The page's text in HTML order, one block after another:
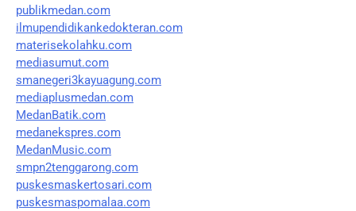
publikmedan.com
ilmupendidikankedokteran.com
materisekolahku.com
mediasumut.com
smanegeri3kayuagung.com
mediaplusmedan.com
MedanBatik.com
medanekspres.com
MedanMusic.com
smpn2tenggarong.com
puskesmaskertosari.com
puskesmaspomalaa.com